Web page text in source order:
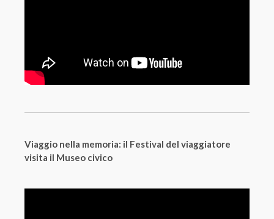
Viaggio nella memoria: il Festival del viaggiatore
visita il Museo civico